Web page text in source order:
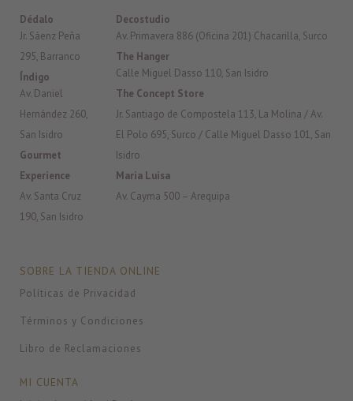
Dédalo
Jr. Sáenz Peña
295, Barranco
Índigo
Av. Daniel
Hernández 260,
San Isidro
Gourmet
Experience
Av. Santa Cruz
190, San Isidro
Decostudio
Av. Primavera 886 (Oficina 201) Chacarilla, Surco
The Hanger
Calle Miguel Dasso 110, San Isidro
The Concept Store
Jr. Santiago de Compostela 113, La Molina / Av.
El Polo 695, Surco / Calle Miguel Dasso 101, San
Isidro
Maria Luisa
Av. Cayma 500 – Arequipa
SOBRE LA TIENDA ONLINE
Políticas de Privacidad
Términos y Condiciones
Libro de Reclamaciones
MI CUENTA